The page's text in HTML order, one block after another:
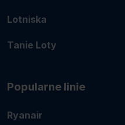
Lotniska
Tanie Loty
Popularne linie
Ryanair